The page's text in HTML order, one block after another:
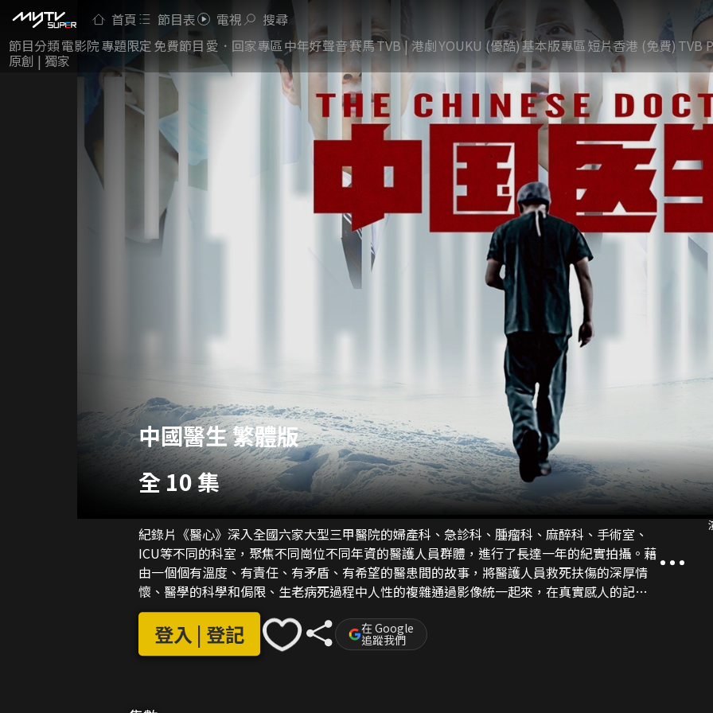
首頁 節目表 電視
搜尋
節目分類電影院專題限定 免費節目 愛．回家專區中年好聲音賽馬TVB | 港劇YOUKU (優酷)基本版專區短片香港 (免費) TVB
原創 | 獨家
中國醫生 繁體版
全 10 集
紀錄片《醫心》深入全國六家大型三甲醫院的婦產科、急診科、腫瘤科、麻醉科、手術室、
ICU等不同的科室，聚焦不同崗位不同年資的醫護人員群體，進行了長達一年的紀實拍攝。藉
由一個個有溫度、有責任、有矛盾、有希望的醫患間的故事，將醫護人員救死扶傷的深厚情
懷、醫學的科學和侷限、生老病死過程中人性的複雜通過影像統一起來，在真實感人的記錄
中呈現出一個個面對生死、疾病乃至人性和責任的醫生敬畏生命的初心和堅持。
登入 | 登記 在 Google
追蹤我們